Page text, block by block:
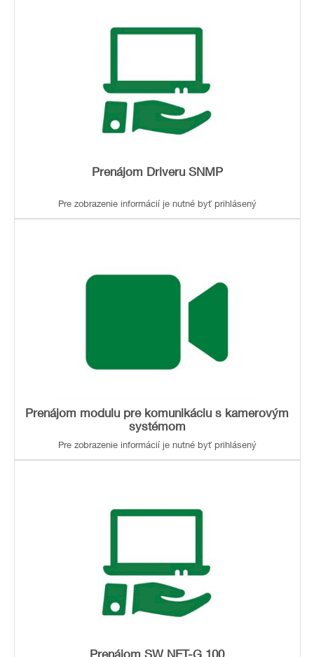
Prenájom Driveru SNMP
Pre zobrazenie informácií je nutné byť prihlásený
Prenájom modulu pre komunikáciu s kamerovým
systémom
Pre zobrazenie informácií je nutné byť prihlásený